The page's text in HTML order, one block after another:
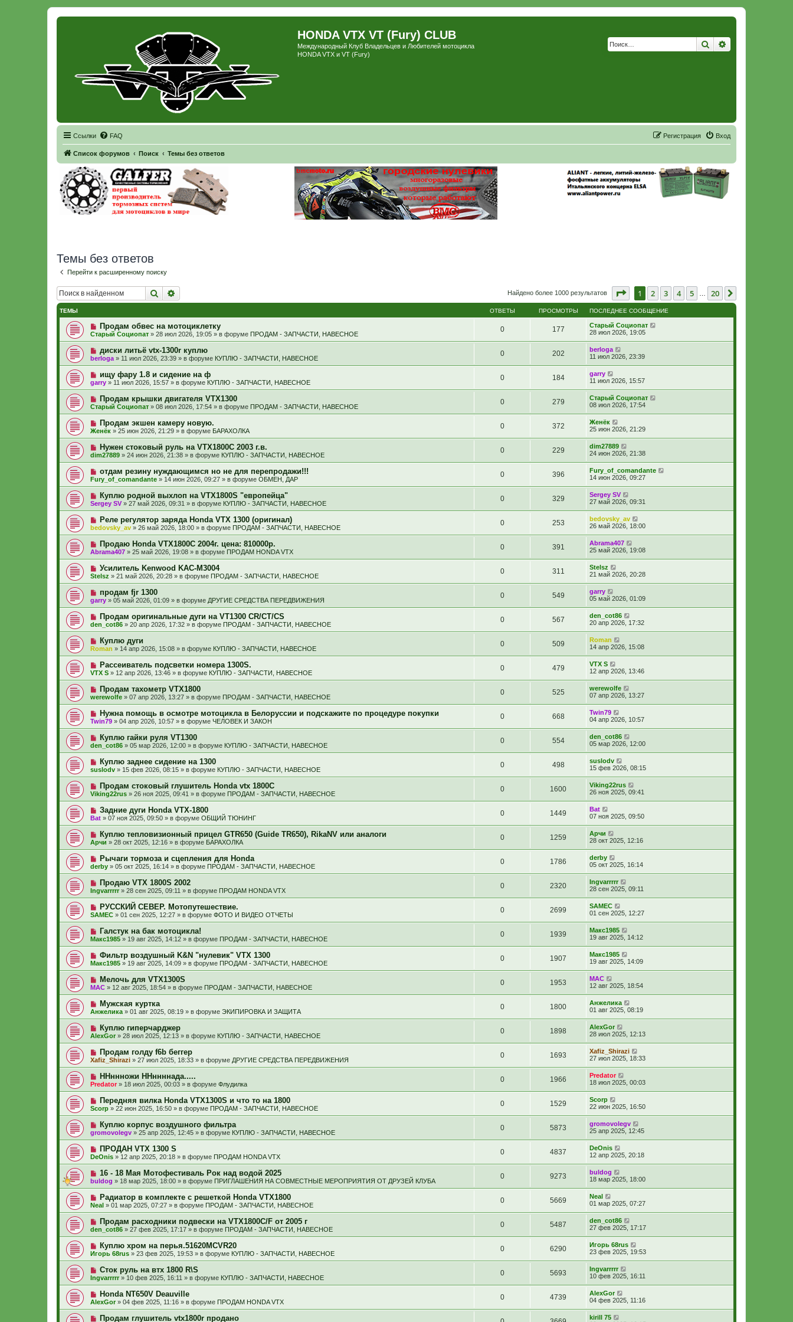
HONDA VTX VT (Fury) CLUB
Международный Клуб Владельцев и Любителей мотоцикла
HONDA VTX и VT (Fury)
Поиск
Ссылки FAQ Вход
Регистрация
Список форумов Поиск Темы без ответов
Темы без ответов
Перейти к расширенному поиску
Поиск Найдено более 1000 результатов Страница1 из 20
1 2 3 4 5 20
ТЕМЫ ОТВЕТЫ ПРОСМОТРЫ ПОСЛЕДНЕЕ СООБЩЕНИЕ
Н
о
в
е
с
о
о
б
щ
е
н
и
е
Продам обвес на мотоциклетку
Старый Социопат » 28 июл 2026, 19:05 » в форуме ПРОДАМ - ЗАПЧАСТИ, НАВЕСНОЕ
0 177
Старый Социопат
28 июл 2026, 19:05
Н
о
в
е
с
о
б
щ
е
н
и
е
диски литьё vtx-1300r куплю
berloga » 11 июл 2026, 23:39 » в форуме КУПЛЮ - ЗАПЧАСТИ, НАВЕСНОЕ
0 202
berloga
11 июл 2026, 23:39
Н
о
в
о
е
с
о
б
щ
е
н
и
е
ищу фару 1.8 и сидение на ф
garry » 11 июл 2026, 15:57 » в форуме КУПЛЮ - ЗАПЧАСТИ, НАВЕСНОЕ
0 184
garry
11 июл 2026, 15:57
Н
о
в
о
е
с
о
б
щ
н
и
е
Продам крышки двигателя VTX1300
Старый Социопат » 08 июл 2026, 17:54 » в форуме ПРОДАМ - ЗАПЧАСТИ, НАВЕСНОЕ
0 279
Старый Социопат
08 июл 2026, 17:54
Н
о
в
о
е
с
о
о
б
щ
е
н
и
е
Продам экшен камеру новую.
Женёк » 25 июн 2026, 21:29 » в форуме БАРАХОЛКА
0 372
Женёк
25 июн 2026, 21:29
Н
о
в
е
с
о
б
щ
е
н
и
е
Нужен стоковый руль на VTX1800C 2003 г.в.
dim27889 » 24 июн 2026, 21:38 » в форуме КУПЛЮ - ЗАПЧАСТИ, НАВЕСНОЕ
0 229
dim27889
24 июн 2026, 21:38
Н
о
в
о
е
с
о
б
щ
е
н
и
е
отдам резину нуждающимся но не для перепродажи!!!
Fury_of_comandante » 14 июн 2026, 09:27 » в форуме ОБМЕН, ДАР
0 396
Fury_of_comandante
14 июн 2026, 09:27
Н
о
в
о
е
с
о
б
щ
е
н
и
е
Куплю родной выхлоп на VTX1800S "европейца"
Sergey SV » 27 май 2026, 09:31 » в форуме КУПЛЮ - ЗАПЧАСТИ, НАВЕСНОЕ
0 329
Sergey SV
27 май 2026, 09:31
Н
о
в
о
е
с
о
о
б
щ
н
и
е
Реле регулятор заряда Honda VTX 1300 (оригинал)
bedovsky_av » 26 май 2026, 18:00 » в форуме ПРОДАМ - ЗАПЧАСТИ, НАВЕСНОЕ
0 253
bedovsky_av
26 май 2026, 18:00
Н
о
в
о
е
с
о
о
б
щ
е
н
и
е
Продаю Honda VTX1800С 2004г. цена: 810000р.
Abrama407 » 25 май 2026, 19:08 » в форуме ПРОДАМ HONDA VTX
0 391
Abrama407
25 май 2026, 19:08
Н
о
в
е
с
о
б
щ
е
н
и
е
Усилитель Kenwood KAC-M3004
Stelsz » 21 май 2026, 20:28 » в форуме ПРОДАМ - ЗАПЧАСТИ, НАВЕСНОЕ
0 311
Stelsz
21 май 2026, 20:28
Н
о
в
о
е
с
о
б
щ
е
н
и
е
продам fjr 1300
garry » 05 май 2026, 01:09 » в форуме ДРУГИЕ СРЕДСТВА ПЕРЕДВИЖЕНИЯ
0 549
garry
05 май 2026, 01:09
Н
о
в
о
е
с
о
б
щ
е
н
и
е
Продам оригинальные дуги на VT1300 CR/CT/CS
den_cot86 » 20 апр 2026, 17:32 » в форуме ПРОДАМ - ЗАПЧАСТИ, НАВЕСНОЕ
0 567
den_cot86
20 апр 2026, 17:32
Н
о
в
о
е
с
о
б
щ
е
н
и
е
Куплю дуги
Roman » 14 апр 2026, 15:08 » в форуме КУПЛЮ - ЗАПЧАСТИ, НАВЕСНОЕ
0 509
Roman
14 апр 2026, 15:08
Н
о
в
о
е
с
о
б
щ
е
н
и
е
Рассеиватель подсветки номера 1300S.
VTX S » 12 апр 2026, 13:46 » в форуме КУПЛЮ - ЗАПЧАСТИ, НАВЕСНОЕ
0 479
VTX S
12 апр 2026, 13:46
Н
о
в
о
е
с
о
б
щ
е
н
и
е
Продам тахометр VTX1800
werewolfe » 07 апр 2026, 13:27 » в форуме ПРОДАМ - ЗАПЧАСТИ, НАВЕСНОЕ
0 525
werewolfe
07 апр 2026, 13:27
Н
о
в
о
е
с
о
б
щ
е
н
и
е
Нужна помощь в осмотре мотоцикла в Белоруссии и подскажите по процедуре покупки
Twin79 » 04 апр 2026, 10:57 » в форуме ЧЕЛОВЕК И ЗАКОН
0 668
Twin79
04 апр 2026, 10:57
Н
о
в
о
е
с
о
б
щ
е
н
и
е
Куплю гайки руля VT1300
den_cot86 » 05 мар 2026, 12:00 » в форуме КУПЛЮ - ЗАПЧАСТИ, НАВЕСНОЕ
0 554
den_cot86
05 мар 2026, 12:00
Н
о
в
о
е
с
о
о
б
щ
е
н
и
е
Куплю заднее сидение на 1300
suslodv » 15 фев 2026, 08:15 » в форуме КУПЛЮ - ЗАПЧАСТИ, НАВЕСНОЕ
0 498
suslodv
15 фев 2026, 08:15
Н
о
в
о
е
с
о
б
щ
е
н
и
е
Продам стоковый глушитель Honda vtx 1800C
Viking22rus » 26 ноя 2025, 09:41 » в форуме ПРОДАМ - ЗАПЧАСТИ, НАВЕСНОЕ
0 1600
Viking22rus
26 ноя 2025, 09:41
Н
о
в
о
е
с
о
б
щ
е
н
и
е
Задние дуги Honda VTX-1800
Bat » 07 ноя 2025, 09:50 » в форуме ОБЩИЙ ТЮНИНГ
0 1449
Bat
07 ноя 2025, 09:50
Н
о
в
о
е
с
о
б
щ
е
н
и
е
Куплю тепловизионный прицел GTR650 (Guide TR650), RikaNV или аналоги
Арчи » 28 окт 2025, 12:16 » в форуме БАРАХОЛКА
0 1259
Арчи
28 окт 2025, 12:16
Н
о
в
о
е
с
о
б
щ
е
н
и
е
Рычаги тормоза и сцепления для Honda
derby » 05 окт 2025, 16:14 » в форуме ПРОДАМ - ЗАПЧАСТИ, НАВЕСНОЕ
0 1786
derby
05 окт 2025, 16:14
Н
о
в
о
е
с
о
б
щ
е
н
и
е
Продаю VTX 1800S 2002
Ingvarrrrr » 28 сен 2025, 09:11 » в форуме ПРОДАМ HONDA VTX
0 2320
Ingvarrrrr
28 сен 2025, 09:11
Н
о
в
о
е
с
о
о
б
щ
е
н
и
е
РУССКИЙ СЕВЕР. Мотопутешествие.
SAMEC » 01 сен 2025, 12:27 » в форуме ФОТО И ВИДЕО ОТЧЕТЫ
0 2699
SAMEC
01 сен 2025, 12:27
Н
о
в
е
с
о
б
щ
е
н
и
е
Галстук на бак мотоцикла!
Макс1985 » 19 авг 2025, 14:12 » в форуме ПРОДАМ - ЗАПЧАСТИ, НАВЕСНОЕ
0 1939
Макс1985
19 авг 2025, 14:12
Н
о
в
о
е
с
о
б
щ
е
н
и
е
Фильтр воздушный K&N "нулевик" VTX 1300
Макс1985 » 19 авг 2025, 14:09 » в форуме ПРОДАМ - ЗАПЧАСТИ, НАВЕСНОЕ
0 1907
Макс1985
19 авг 2025, 14:09
Н
о
в
о
е
с
о
б
щ
е
н
и
е
Мелочь для VTX1300S
МАС » 12 авг 2025, 18:54 » в форуме ПРОДАМ - ЗАПЧАСТИ, НАВЕСНОЕ
0 1953
МАС
12 авг 2025, 18:54
Н
о
в
о
е
с
о
б
щ
е
н
и
е
Мужская куртка
Анжелика » 01 авг 2025, 08:19 » в форуме ЭКИПИРОВКА И ЗАЩИТА
0 1800
Анжелика
01 авг 2025, 08:19
Н
о
в
о
е
с
о
б
щ
е
н
и
е
Куплю гиперчарджер
AlexGor » 28 июл 2025, 12:13 » в форуме КУПЛЮ - ЗАПЧАСТИ, НАВЕСНОЕ
0 1898
AlexGor
28 июл 2025, 12:13
Н
о
в
о
е
с
о
б
щ
е
н
и
е
Продам голду f6b беггер
Xafiz_Shirazi » 27 июл 2025, 18:33 » в форуме ДРУГИЕ СРЕДСТВА ПЕРЕДВИЖЕНИЯ
0 1693
Xafiz_Shirazi
27 июл 2025, 18:33
Н
о
в
о
е
с
о
б
щ
е
н
и
е
ННннножи ННннннада.....
Predator» 18 июл 2025, 00:03 » в форуме Флудилка
0 1966
Predator
18 июл 2025, 00:03
Н
о
в
о
е
с
о
б
щ
е
н
и
е
Передняя вилка Honda VTX1300S и что то на 1800
Scorp » 22 июн 2025, 16:50 » в форуме ПРОДАМ - ЗАПЧАСТИ, НАВЕСНОЕ
0 1529
Scorp
22 июн 2025, 16:50
Н
о
в
о
е
с
о
о
б
щ
е
н
и
е
Куплю корпус воздушного фильтра
gromovolegv » 25 апр 2025, 12:45 » в форуме КУПЛЮ - ЗАПЧАСТИ, НАВЕСНОЕ
0 5873
gromovolegv
25 апр 2025, 12:45
Н
о
в
е
с
о
б
щ
е
н
и
е
ПРОДАН VTX 1300 S
DeOnis » 12 апр 2025, 20:18 » в форуме ПРОДАМ HONDA VTX
0 4837
DeOnis
12 апр 2025, 20:18
Н
о
в
о
е
с
о
б
щ
е
н
и
е
16 - 18 Мая Мотофестиваль Рок над водой 2025
buldog » 18 мар 2025, 18:00 » в форуме ПРИГЛАШЕНИЯ НА СОВМЕСТНЫЕ МЕРОПРИЯТИЯ ОТ ДРУЗЕЙ КЛУБА
0 9273
buldog
18 мар 2025, 18:00
Н
о
в
о
е
с
о
б
щ
е
н
и
е
Радиатор в комплекте с решеткой Honda VTX1800
Neal » 01 мар 2025, 07:27 » в форуме ПРОДАМ - ЗАПЧАСТИ, НАВЕСНОЕ
0 5669
Neal
01 мар 2025, 07:27
Н
о
в
о
е
с
о
о
б
щ
е
н
и
е
Продам расходники подвески на VTX1800C/F от 2005 г
den_cot86 » 27 фев 2025, 17:17 » в форуме ПРОДАМ - ЗАПЧАСТИ, НАВЕСНОЕ
0 5487
den_cot86
27 фев 2025, 17:17
Н
о
в
е
с
о
б
щ
е
Куплю хром на перья.51620MCVR20
Игорь 68rus » 23 фев 2025, 19:53 » в форуме КУПЛЮ - ЗАПЧАСТИ, НАВЕСНОЕ
0 6290
Игорь 68rus
23 фев 2025, 19:53
Н
о
в
о
е
с
о
Сток руль на втх 1800 R\S
Ingvarrrrr » 10 фев 2025, 16:11 » в форуме КУПЛЮ - ЗАПЧАСТИ, НАВЕСНОЕ
0 5693
Ingvarrrrr
10 фев 2025, 16:11
Н
о
в
о
е
Honda NT650V Deauville
AlexGor» 04 фев 2025, 11:16 » в форуме ПРОДАМ HONDA VTX
0 4739
AlexGor
04 фев 2025, 11:16
НПродам глушитель vtx1800r продано
kirill 75